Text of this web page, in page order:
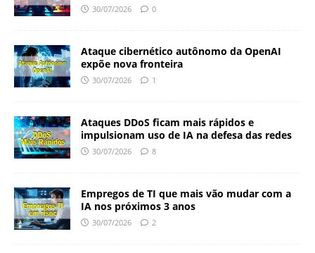
30/07/2026 0
Ataque cibernético autônomo da OpenAI
expõe nova fronteira
30/07/2026 1
Ataques DDoS ficam mais rápidos e
impulsionam uso de IA na defesa das redes
30/07/2026 8
Empregos de TI que mais vão mudar com a
IA nos próximos 3 anos
30/07/2026 2